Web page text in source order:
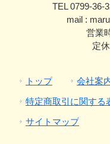
TEL 0799-36-
mail :
営業
定
トップ 会社案
特定商取引に関する
サイトマップ